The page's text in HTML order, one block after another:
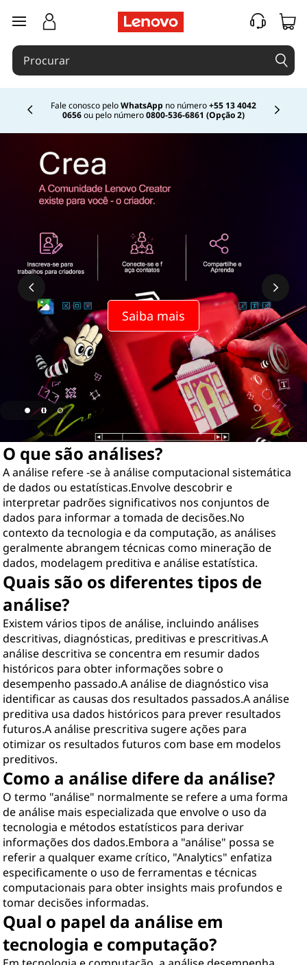
saltar para o conteúdo principal
Fale conosco peloWhatsApp no número+55 13 4042
0656ou pelo número0800-536-6861 (Opção 2)
Currently displaying item 2 of
Saiba mais
O que são análises?
A análise refere -se à análise computacional sistemática
de dados ou estatísticas.Envolve descobrir e
interpretar padrões significativos nos conjuntos de
dados para informar a tomada de decisões.No
contexto da tecnologia e da computação, as análises
geralmente abrangem técnicas como mineração de
dados, modelagem preditiva e análise estatística.
Quais são os diferentes tipos de
análise?
Existem vários tipos de análise, incluindo análises
descritivas, diagnósticas, preditivas e prescritivas.A
análise descritiva se concentra em resumir dados
históricos para obter informações sobre o
desempenho passado.A análise de diagnóstico visa
identificar as causas dos resultados passados.A análise
preditiva usa dados históricos para prever resultados
futuros.A análise prescritiva sugere ações para
otimizar os resultados futuros com base em modelos
preditivos.
Como a análise difere da análise?
O termo "análise" normalmente se refere a uma forma
de análise mais especializada que envolve o uso da
tecnologia e métodos estatísticos para derivar
informações dos dados.Embora a "análise" possa se
referir a qualquer exame crítico, "Analytics" enfatiza
especificamente o uso de ferramentas e técnicas
computacionais para obter insights mais profundos e
tomar decisões informadas.
Qual o papel da análise em
tecnologia e computação?